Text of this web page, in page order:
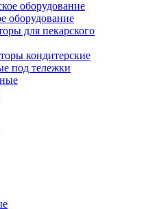
оборудование
для пекарского
кондитерские
под тележки